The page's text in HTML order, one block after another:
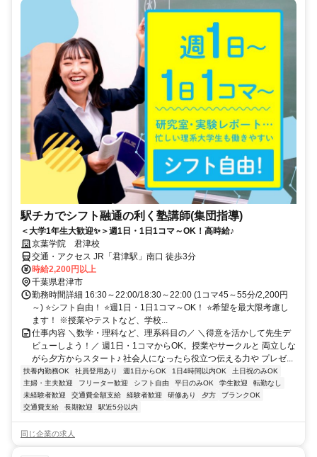
駅チカでシフト融通の利く塾講師(集団指導)
＜大学1年生大歓迎✨＞週1日・1日1コマ～OK！高時給♪
京葉学院 君津校
交通・アクセス JR「君津駅」南口 徒歩3分
時給2,200円以上
千葉県君津市
勤務時間詳細 16:30～22:00/18:30～22:00 (1コマ45～55分/2,200円
～) ⭐シフト自由！ ⭐週1日・1日1コマ～OK！ ⭐希望を最大限考慮し
ます！ ※授業やテストなど、学校...
仕事内容 ＼数学・理科など、理系科目の／ ＼得意を活かして先生デ
ビューしよう！／ 週1日・1コマからOK。授業やサークルと 両立しな
がら夕方からスタート♪ 社会人になったら役立つ伝える力や プレゼ...
扶養内勤務OK 社員登用あり 週1日からOK 1日4時間以内OK
土日祝のみOK
主婦・主夫歓迎
フリーター歓迎 シフト自由 平日のみOK 学生歓迎
転勤なし
未経験者歓迎
交通費全額支給 経験者歓迎 研修あり 夕方
ブランクOK
交通費支給
長期歓迎 駅近5分以内
同じ企業の求人